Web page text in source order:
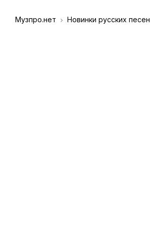
Музпро.нет Новинки русских песен